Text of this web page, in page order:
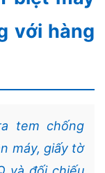
với hàng
tem chống
máy, giấy tờ